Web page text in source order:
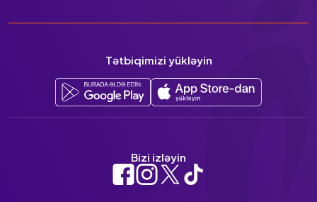
Tətbiqimizi yükləyin
Bizi izləyin